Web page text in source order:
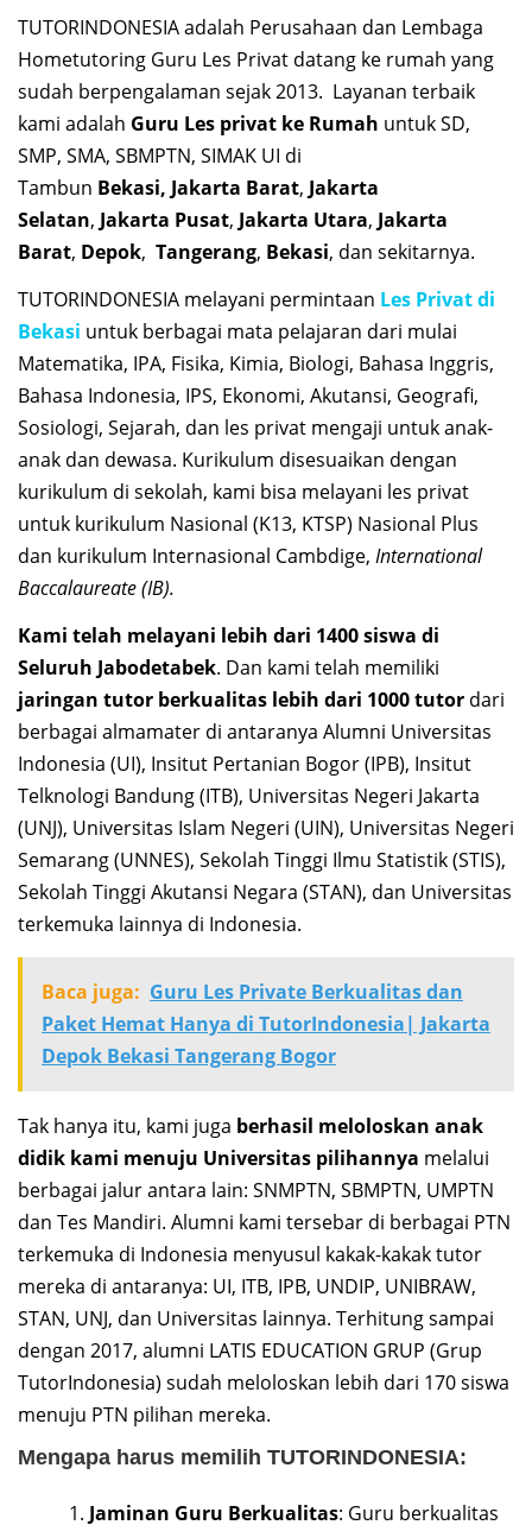
TUTORINDONESIA adalah Perusahaan dan Lembaga
Hometutoring Guru Les Privat datang ke rumah yang
sudah berpengalaman sejak 2013. Layanan terbaik
kami adalah Guru Les privat ke Rumah untuk SD,
SMP, SMA, SBMPTN, SIMAK UI di
Tambun Bekasi, Jakarta Barat, Jakarta
Selatan, Jakarta Pusat, Jakarta Utara, Jakarta
Barat, Depok, Tangerang, Bekasi, dan sekitarnya.
TUTORINDONESIA melayani permintaan Les Privat di
Bekasi untuk berbagai mata pelajaran dari mulai
Matematika, IPA, Fisika, Kimia, Biologi, Bahasa Inggris,
Bahasa Indonesia, IPS, Ekonomi, Akutansi, Geografi,
Sosiologi, Sejarah, dan les privat mengaji untuk anak-
anak dan dewasa. Kurikulum disesuaikan dengan
kurikulum di sekolah, kami bisa melayani les privat
untuk kurikulum Nasional (K13, KTSP) Nasional Plus
dan kurikulum Internasional Cambdige, International
Baccalaureate (IB).
Kami telah melayani lebih dari 1400 siswa di
Seluruh Jabodetabek. Dan kami telah memiliki
jaringan tutor berkualitas lebih dari 1000 tutor dari
berbagai almamater di antaranya Alumni Universitas
Indonesia (UI), Insitut Pertanian Bogor (IPB), Insitut
Telknologi Bandung (ITB), Universitas Negeri Jakarta
(UNJ), Universitas Islam Negeri (UIN), Universitas Negeri
Semarang (UNNES), Sekolah Tinggi Ilmu Statistik (STIS),
Sekolah Tinggi Akutansi Negara (STAN), dan Universitas
terkemuka lainnya di Indonesia.
Baca juga: Guru Les Private Berkualitas dan
Paket Hemat Hanya di TutorIndonesia| Jakarta
Depok Bekasi Tangerang Bogor
Tak hanya itu, kami juga berhasil meloloskan anak
didik kami menuju Universitas pilihannya melalui
berbagai jalur antara lain: SNMPTN, SBMPTN, UMPTN
dan Tes Mandiri. Alumni kami tersebar di berbagai PTN
terkemuka di Indonesia menyusul kakak-kakak tutor
mereka di antaranya: UI, ITB, IPB, UNDIP, UNIBRAW,
STAN, UNJ, dan Universitas lainnya. Terhitung sampai
dengan 2017, alumni LATIS EDUCATION GRUP (Grup
TutorIndonesia) sudah meloloskan lebih dari 170 siswa
menuju PTN pilihan mereka.
Mengapa harus memilih TUTORINDONESIA:
Jaminan Guru Berkualitas: Guru berkualitas